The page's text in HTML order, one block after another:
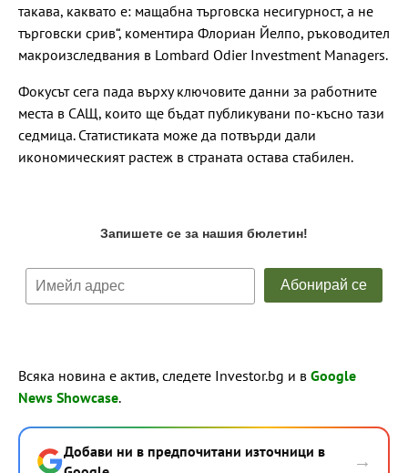
такава, каквато е: мащабна търговска несигурност, а не
търговски срив“, коментира Флориан Йелпо, ръководител
макроизследвания в Lombard Odier Investment Managers.
Фокусът сега пада върху ключовите данни за работните
места в САЩ, които ще бъдат публикувани по-късно тази
седмица. Статистиката може да потвърди дали
икономическият растеж в страната остава стабилен.
Всяка новина е актив, следете Investor.bg и в Google
News Showcase.
Добави ни в предпочитани източници в
→